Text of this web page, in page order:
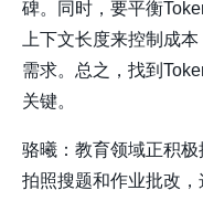
碑。同时，要平衡
上下文长度来控制成
需求。总之，找到
关键。
骆曦：教育领域正积
拍照搜题和作业批改